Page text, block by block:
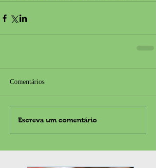
Comentários
Escreva um comentário